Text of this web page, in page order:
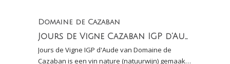
Domaine de Cazaban
Jours de Vigne Cazaban IGP d'Aude
Jours de Vigne IGP d'Aude van Domaine de
Cazaban is een vin nature (natuurwijn) gemaakt